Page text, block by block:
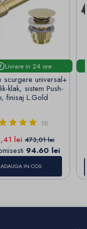
Livrare in 24 ore
scurgere universal+
klak, sistem Push-
finisaj L.Gold
(2)
leiPret de baza
473,01 lei
94.60 lei
ADAUGA IN COS